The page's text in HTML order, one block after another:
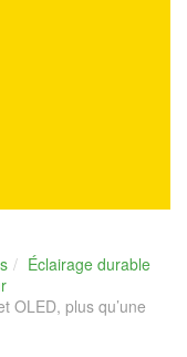
Éclairage durable
OLED, plus qu’une